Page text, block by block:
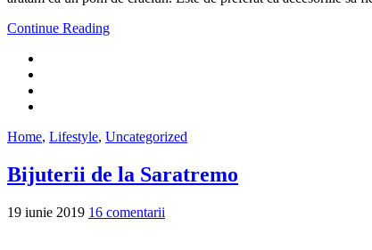
Continue Reading
Home, Lifestyle, Uncategorized
Bijuterii de la Saratremo
19 iunie 2019 16 comentarii